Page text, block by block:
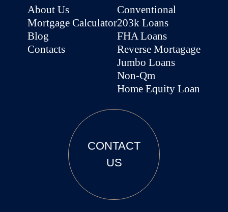
About Us
Mortgage Calculator
Blog
Contacts
Conventional
203k Loans
FHA Loans
Reverse Mortagage
Jumbo Loans
Non-Qm
Home Equity Loan
CONTACT
US